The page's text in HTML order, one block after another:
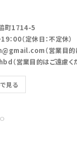
町1714-5
00（定休日：不定休）
（営業目的は
（営業目的はご遠慮く
見る